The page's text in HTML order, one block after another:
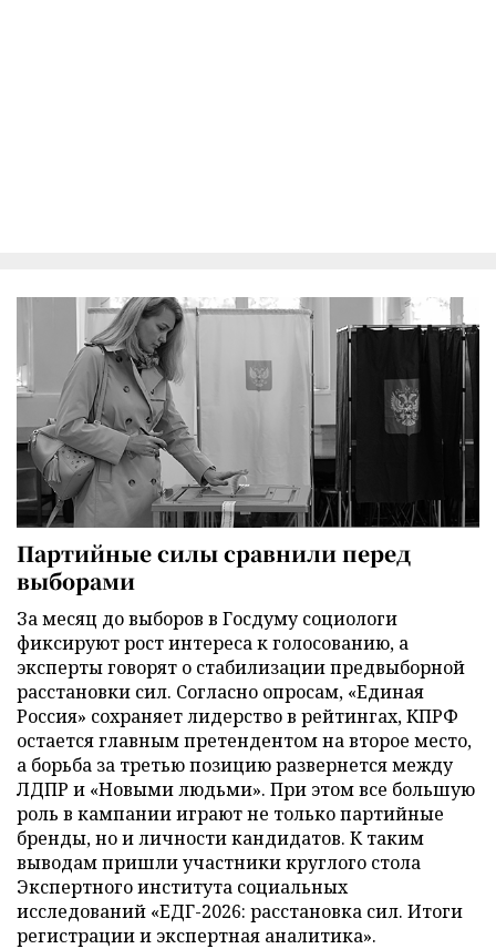
Партийные силы сравнили перед
выборами
За месяц до выборов в Госдуму социологи
фиксируют рост интереса к голосованию, а
эксперты говорят о стабилизации предвыборной
расстановки сил. Согласно опросам, «Единая
Россия» сохраняет лидерство в рейтингах, КПРФ
остается главным претендентом на второе место,
а борьба за третью позицию развернется между
ЛДПР и «Новыми людьми». При этом все большую
роль в кампании играют не только партийные
бренды, но и личности кандидатов. К таким
выводам пришли участники круглого стола
Экспертного института социальных
исследований «ЕДГ-2026: расстановка сил. Итоги
регистрации и экспертная аналитика».